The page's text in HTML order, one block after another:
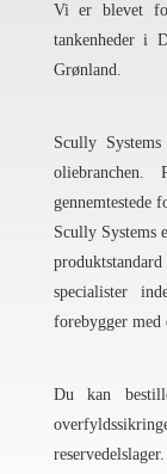
Vi er blevet
tankenheder i
Grønland.
Scully
gennemtestede
Scully Systems
specialister
forebygger
Du kan